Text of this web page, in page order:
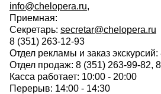
info@chelopera.ru,
Приемная:
Секретарь: secretar@chelopera.ru
8 (351) 263-12-93
Отдел рекламы и заказ
Отдел продаж: 8 (351) 263-99-82,
Касса работает: 10:00 - 20:00
Перерыв: 14:00 - 14:30